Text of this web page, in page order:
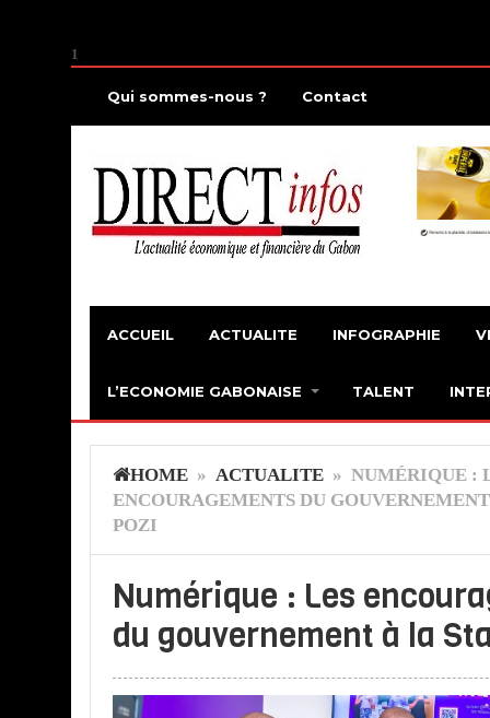
1
Qui sommes-nous ? Contact
ACCUEIL ACTUALITE INFOGRAPHIE
L’ECONOMIE GABONAISE TALENT
HOME » ACTUALITE » NUMÉRIQUE :
ENCOURAGEMENTS DU
POZI
Numérique : Les
du gouvernement à la